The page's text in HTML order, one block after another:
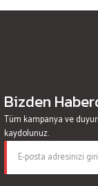
Bizden
Tüm kampanya ve
kaydolunuz.